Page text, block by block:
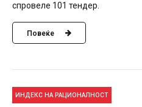
спровеле 101 тендер.
Повеќе
ИНДЕКС НА РАЦИОНАЛНОСТ